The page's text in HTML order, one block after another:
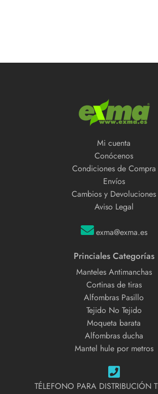
Mi cuenta
Conócenos
Condiciones de Compra
Envíos
Cambios y Devoluciones
Aviso Legal
exma@exma.es
Princiales Categorías
Manteles Antimanchas
Cortinas de tiras
Alfombras Pasillo
Tejido No Tejido
Moqueta barata
Alfombras ducha
Mantel hule por metros
TÉLEFONO PARA DISTRIBUCIÓN